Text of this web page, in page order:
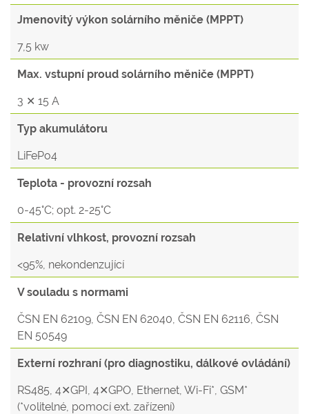
Jmenovitý výkon solárního měniče (MPPT)
7,5 kw
Max. vstupní proud solárního měniče (MPPT)
3 ✕ 15 A
Typ akumulátoru
LiFePo4
Teplota - provozní rozsah
0-45°C; opt. 2-25°C
Relativní vlhkost, provozní rozsah
<95%, nekondenzující
V souladu s normami
ČSN EN 62109, ČSN EN 62040, ČSN EN 62116, ČSN
EN 50549
Externí rozhraní (pro diagnostiku, dálkové ovládání)
RS485, 4✕GPI, 4✕GPO, Ethernet, Wi-Fi*, GSM*
(*volitelné, pomocí ext. zařízení)